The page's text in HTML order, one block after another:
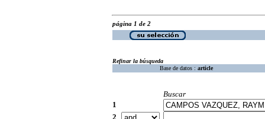
página 1 de 2
Refinar la búsqueda
Base de datos : article
Buscar
1
2